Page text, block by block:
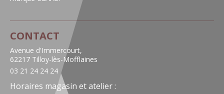
CONTACT
Avenue d'Immercourt,
62217 Tilloy-lès-Mofflaines
03 21 24 24 24
Horaires magasin et atelier :